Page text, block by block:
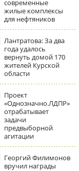
современные
жилые комплексы
для нефтяников
Лантратова: За два
года удалось
вернуть домой 170
жителей Курской
области
Проект
«Однозначно.ЛДПР»
отрабатывает
задачи
предвыборной
агитации
Георгий Филимонов
вручил награды